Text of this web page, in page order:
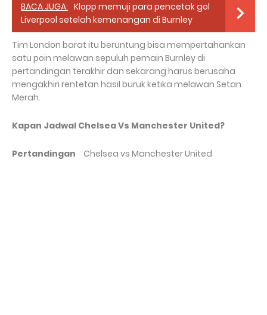
BACA JUGA: Klopp memuji para pencetak gol
Liverpool setelah kemenangan di Burnley
Tim London barat itu beruntung bisa mempertahankan
satu poin melawan sepuluh pemain Burnley di
pertandingan terakhir dan sekarang harus berusaha
mengakhiri rentetan hasil buruk ketika melawan Setan
Merah.
Kapan Jadwal Chelsea Vs Manchester United?
Pertandingan Chelsea vs Manchester United